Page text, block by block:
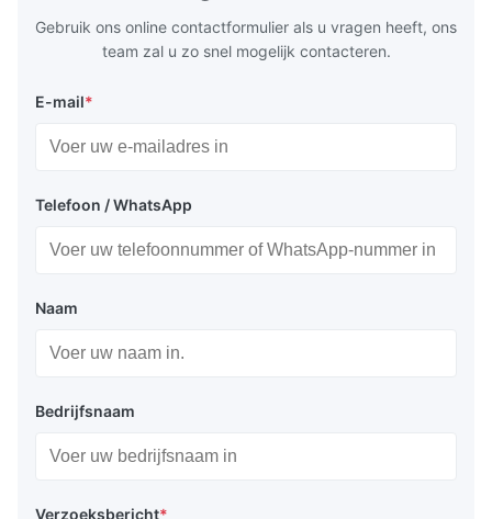
Gebruik ons online contactformulier als u vragen heeft, ons
team zal u zo snel mogelijk contacteren.
E-mail*
Telefoon / WhatsApp
Naam
Bedrijfsnaam
Verzoeksbericht*